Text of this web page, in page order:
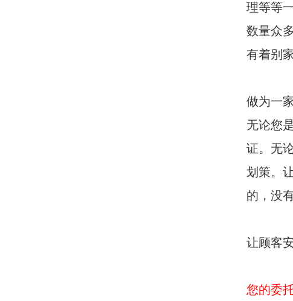
理等等
数量众
有着别
做为一
无论您
证。无
划策。
的，没
让顾客
您的委